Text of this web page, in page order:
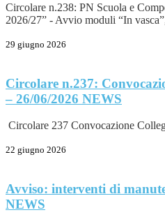
Circolare n.238: PN Scuola e
2026/27” - Avvio moduli “In
29 giugno 2026
Circolare n.237:
– 26/06/2026 NEWS
Circolare 237 Convocazione
22 giugno 2026
Avviso: interventi di
NEWS